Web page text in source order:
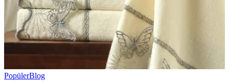
PopülerBlog